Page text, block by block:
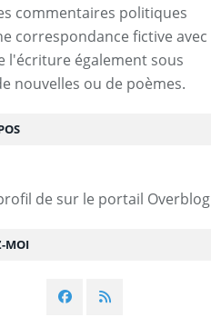
MOI
commentaires politiques
correspondance fictive avec
l'écriture également sous
nouvelles ou de poèmes.
de sur le portail Overblog